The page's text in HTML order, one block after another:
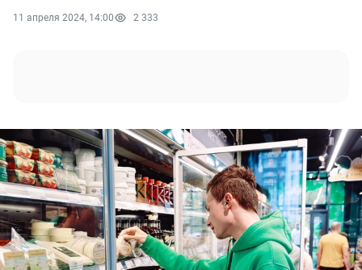
11 апреля 2024, 14:00 2 333